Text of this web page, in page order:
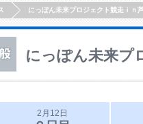
にっぽん未来プロジェクト競走ｉｎ
にっぽん未来プ
2月12日